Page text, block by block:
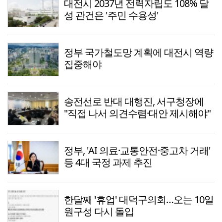
대전시 2037년 전력자립도 108% 달
성 관건은 '주민 수용성'
정부 국가철도망 계획에 대전시 역량
집중해야
송전선로 반대 대행진, 서구청장에
"직접 나서 의견수렴·대안 제시해야"
정부, 'AI 의료·교통안전·중고차 거래'
등 4대 국정 과제 추진
한달째 '휴업' 대덕구의회…오는 10일
원구성 다시 돌입